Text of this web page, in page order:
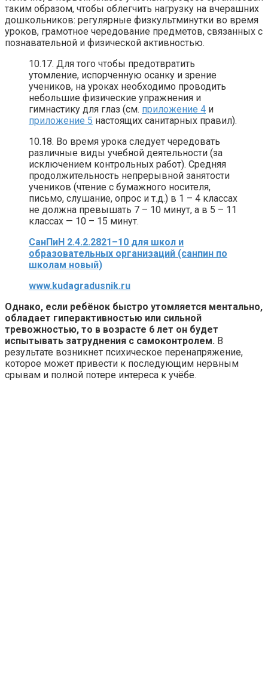
таким образом, чтобы облегчить нагрузку на вчерашних
дошкольников: регулярные физкультминутки во время
уроков, грамотное чередование предметов, связанных с
познавательной и физической активностью.
10.17. Для того чтобы предотвратить
утомление, испорченную осанку и зрение
учеников, на уроках необходимо проводить
небольшие физические упражнения и
гимнастику для глаз (см. приложение 4 и
приложение 5 настоящих санитарных правил).
10.18. Во время урока следует чередовать
различные виды учебной деятельности (за
исключением контрольных работ). Средняя
продолжительность непрерывной занятости
учеников (чтение с бумажного носителя,
письмо, слушание, опрос и т.д.) в 1 – 4 классах
не должна превышать 7 – 10 минут, а в 5 – 11
классах — 10 – 15 минут.
СанПиН 2.4.2.2821–10 для школ и
образовательных организаций (санпин по
школам новый)
www.kudagradusnik.ru
Однако, если ребёнок быстро утомляется ментально,
обладает гиперактивностью или сильной
тревожностью, то в возрасте 6 лет он будет
испытывать затруднения с самоконтролем. В
результате возникнет психическое перенапряжение,
которое может привести к последующим нервным
срывам и полной потере интереса к учёбе.